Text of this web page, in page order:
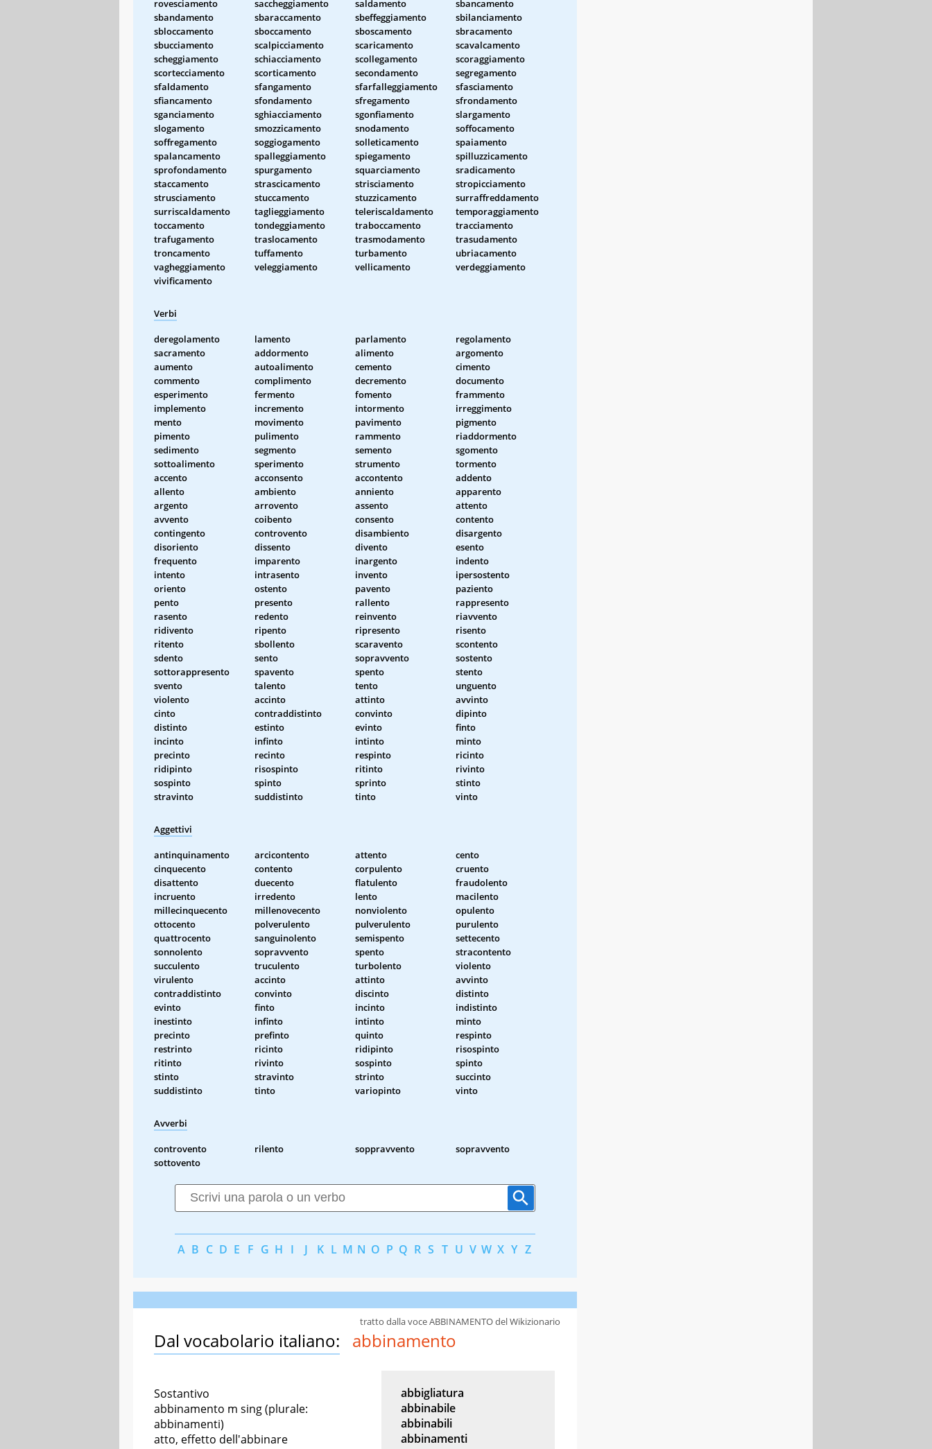
rovesciamento
saccheggiamento saldamento
sbancamento
sbandamento
sbaraccamento sbeffeggiamento
sbilanciamento
sbloccamento
sboccamento sboscamento
sbracamento
sbucciamento
scalpicciamento scaricamento
scavalcamento
scheggiamento
schiacciamento scollegamento
scoraggiamento
scortecciamento
scorticamento secondamento
segregamento
sfaldamento
sfangamento sfarfalleggiamento
sfasciamento
sfiancamento
sfondamento sfregamento
sfrondamento
sganciamento
sghiacciamento sgonfiamento
slargamento
slogamento
smozzicamento snodamento
soffocamento
soffregamento
soggiogamento solleticamento
spaiamento
spalancamento
spalleggiamento spiegamento
spilluzzicamento
sprofondamento
spurgamento squarciamento
sradicamento
staccamento
strascicamento strisciamento
stropicciamento
strusciamento
stuccamento stuzzicamento
surraffreddamento
surriscaldamento
taglieggiamento teleriscaldamento
temporaggiamento
toccamento
tondeggiamento traboccamento
tracciamento
trafugamento
traslocamento trasmodamento
trasudamento
troncamento
tuffamento turbamento
ubriacamento
vagheggiamento
veleggiamento vellicamento
verdeggiamento
vivificamento
Verbi
deregolamento lamento parlamento
regolamento
sacramento
addormento alimento
argomento
aumento
autoalimento cemento
cimento
commento
complimento decremento
documento
esperimento
fermento fomento
frammento
implemento
incremento intormento
irreggimento
mento
movimento pavimento
pigmento
pimento
pulimento rammento
riaddormento
sedimento
segmento semento
sgomento
sottoalimento
sperimento strumento
tormento
accento
acconsento accontento
addento
allento
ambiento anniento
apparento
argento
arrovento assento
attento
avvento
coibento consento
contento
contingento
controvento disambiento
disargento
disoriento
dissento divento
esento
frequento
imparento inargento
indento
intento
intrasento invento
ipersostento
oriento
ostento pavento
paziento
pento
presento rallento
rappresento
rasento
redento reinvento
riavvento
ridivento
ripento ripresento
risento
ritento
sbollento scaravento
scontento
sdento
sento sopravvento
sostento
sottorappresento
spavento spento
stento
svento
talento tento
unguento
violento
accinto attinto
avvinto
cinto
contraddistinto convinto
dipinto
distinto
estinto evinto
finto
incinto
infinto intinto
minto
precinto
recinto respinto
ricinto
ridipinto
risospinto ritinto
rivinto
sospinto
spinto sprinto
stinto
stravinto
suddistinto tinto vinto
Aggettivi
antinquinamento arcicontento attento
cento
cinquecento
contento corpulento
cruento
disattento
duecento flatulento
fraudolento
incruento
irredento lento
macilento
millecinquecento
millenovecento nonviolento
opulento
ottocento
polverulento pulverulento
purulento
quattrocento
sanguinolento semispento
settecento
sonnolento
sopravvento spento
stracontento
succulento
truculento turbolento
violento
virulento
accinto attinto
avvinto
contraddistinto
convinto discinto
distinto
evinto
finto incinto
indistinto
inestinto
infinto intinto
minto
precinto
prefinto quinto
respinto
restrinto
ricinto ridipinto
risospinto
ritinto
rivinto sospinto
spinto
stinto
stravinto strinto
succinto
suddistinto
tinto variopinto vinto
Avverbi
controvento rilento soppravvento
sopravvento
sottovento
A B C D E F G H I J K L M N O P Q R S T U V W X Y Z
Dal vocabolario italiano: abbinamento
tratto dalla voce ABBINAMENTO del Wikizionario
Sostantivo
abbinamento m sing (plurale:
abbinamenti)
atto, effetto dell'abbinare
abbigliatura
abbinabile
abbinabili
abbinamenti